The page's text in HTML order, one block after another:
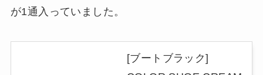
が1通入っていました。
[ブートブラック]